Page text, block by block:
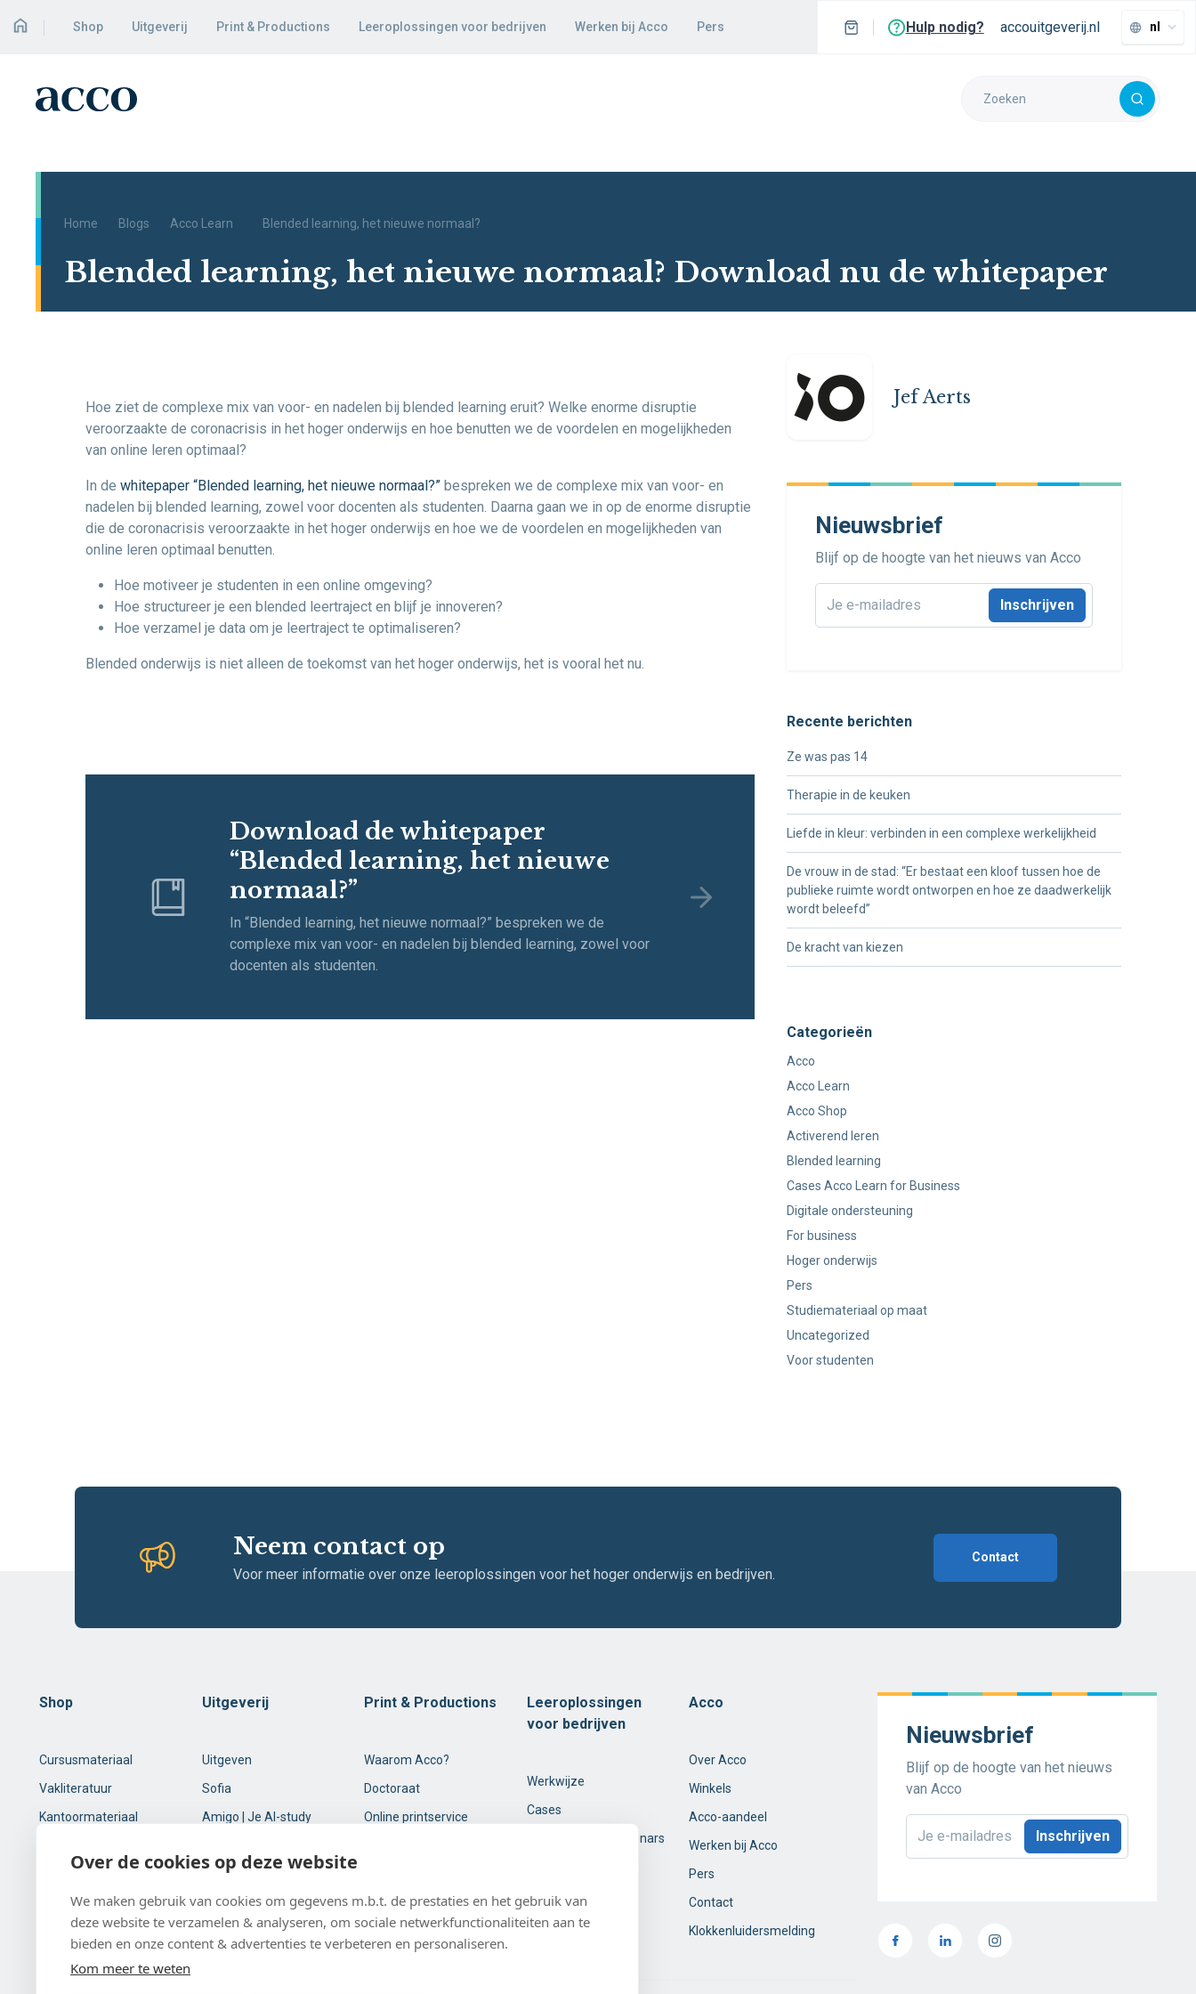
Shop Uitgeverij Print & Productions Leeroplossingen voor bedrijven Werken bij Acco Pers Hulp nodig? accouitgeverij.nl nl
Home Blogs Acco Learn Blended learning, het nieuwe normaal?
Blended learning, het nieuwe normaal? Download nu de whitepaper
Hoe ziet de complexe mix van voor- en nadelen bij blended learning eruit? Welke enorme disruptie
veroorzaakte de coronacrisis in het hoger onderwijs en hoe benutten we de voordelen en mogelijkheden
van online leren optimaal?
In de whitepaper “Blended learning, het nieuwe normaal?” bespreken we de complexe mix van voor- en
nadelen bij blended learning, zowel voor docenten als studenten. Daarna gaan we in op de enorme disruptie
die de coronacrisis veroorzaakte in het hoger onderwijs en hoe we de voordelen en mogelijkheden van
online leren optimaal benutten.
Hoe motiveer je studenten in een online omgeving?
Hoe structureer je een blended leertraject en blijf je innoveren?
Hoe verzamel je data om je leertraject te optimaliseren?
Blended onderwijs is niet alleen de toekomst van het hoger onderwijs, het is vooral het nu.
Download de whitepaper
“Blended learning, het nieuwe
normaal?”
In “Blended learning, het nieuwe normaal?” bespreken we de
complexe mix van voor- en nadelen bij blended learning, zowel voor
docenten als studenten.
Jef Aerts
Nieuwsbrief
Blijf op de hoogte van het nieuws van Acco
Recente berichten
Ze was pas 14
Therapie in de keuken
Liefde in kleur: verbinden in een complexe werkelijkheid
De vrouw in de stad: “Er bestaat een kloof tussen hoe de
publieke ruimte wordt ontworpen en hoe ze daadwerkelijk
wordt beleefd”
De kracht van kiezen
Categorieën
Acco
Acco Learn
Acco Shop
Activerend leren
Blended learning
Cases Acco Learn for Business
Digitale ondersteuning
For business
Hoger onderwijs
Pers
Studiemateriaal op maat
Uncategorized
Voor studenten
Neem contact op
Voor meer informatie over onze leeroplossingen voor het hoger onderwijs en bedrijven.
Contact
Shop
Cursusmateriaal
Vakliteratuur
Kantoormateriaal
studieboeken
Klantenservice
Uitgeverij
Uitgeven
Sofia
Amigo | Je AI-study
Print & Productions
Waarom Acco?
Doctoraat
Online printservice
Leeroplossingen
voor bedrijven
Werkwijze
Cases
Opleidingen en webinars
Acco
Over Acco
Winkels
Acco-aandeel
Werken bij Acco
Pers
Contact
Klokkenluidersmelding
Nieuwsbrief
Blijf op de hoogte van het nieuws
van Acco
Over de cookies op deze website
We maken gebruik van cookies om gegevens m.b.t. de prestaties en het gebruik van
deze website te verzamelen & analyseren, om sociale netwerkfunctionaliteiten aan te
bieden en onze content & advertenties te verbeteren en personaliseren.
Kom meer te weten